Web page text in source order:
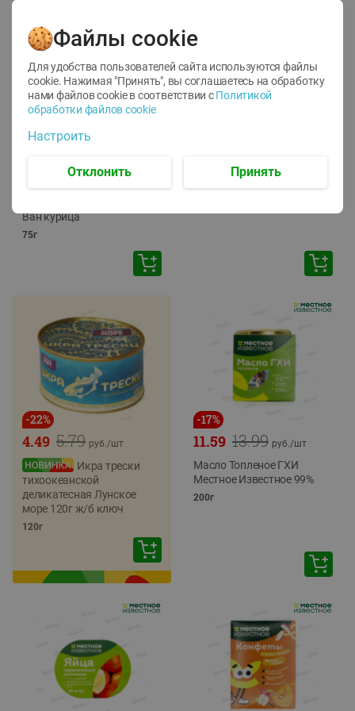
12
1.05 руб./
руб./шт
Корм влаж. для кош. с
Ван курица
75г
ТОФУ Vegetus ТВЕРДЫЙ
-22%
5.79
4.49 руб./шт
Икра трески
тихоокеанской
деликатесная Лунское
море 120г ж/б ключ
120г
-17%
13.99
11.59 руб./шт
Масло Топленое ГХИ
Местное Известное 99%
200г
Файлы cookie
Для удобства пользователей сайта используются файлы
cookie. Нажимая "Принять", вы соглашаетесь на обработку
нами файлов cookie в соответствии с Политикой
обработки файлов cookie
Настроить
Отклонить Принять